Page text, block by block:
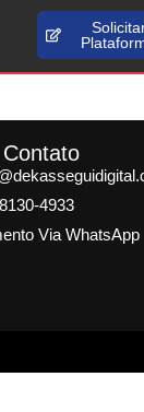
Contato
4933
Via WhatsApp